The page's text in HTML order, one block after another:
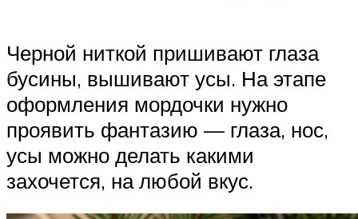
Черной ниткой пришивают глаза
бусины, вышивают усы. На этапе
оформления мордочки нужно
проявить фантазию — глаза, нос,
усы можно делать какими
захочется, на любой вкус.